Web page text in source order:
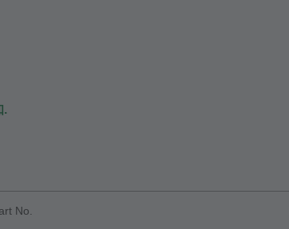
.
No.